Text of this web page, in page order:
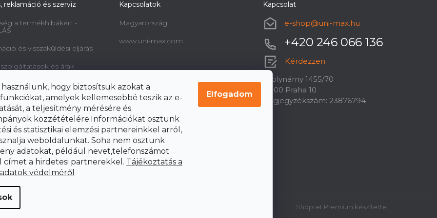
hogy biztosítsuk azokat a
amelyek kellemesebbé teszik az e-
a teljesítmény mérésére és
közzétételére.Információkat osztunk
és statisztikai elemzési partnereinkkel arról,
weboldalunkat. Soha nem osztunk
adatokat, például nevet,telefonszámot
címet a hirdetesi partnerekkel. Tájékoztatás a
védelméről
Elfogadom
reklamáció és szerviz
a termékhibákért -
és visszaküldési eljárás
szolgáltatások és árak
a fogyasztók
a szerződéstől való
Kapcsolatok
Magyarország
www.uni-max.com
Kapcsolat
e-shop@uni-max.hu
+420 246 066 136
Kérdezzen
U plynárny 1455/70
10100 Praha 10
Cégjegyzékszám: 23876794
Shoptet Premium készítette
Süti beállítások szerkesztése